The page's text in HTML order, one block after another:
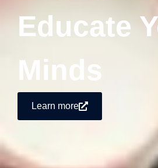
Educate
Minds
Learn more